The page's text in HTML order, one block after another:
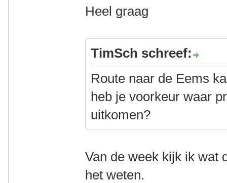
Heel graag
TimSch schreef:
Route naar de Eems
heb je voorkeur waar
uitkomen?
Van de week kijk ik wat
het weten.